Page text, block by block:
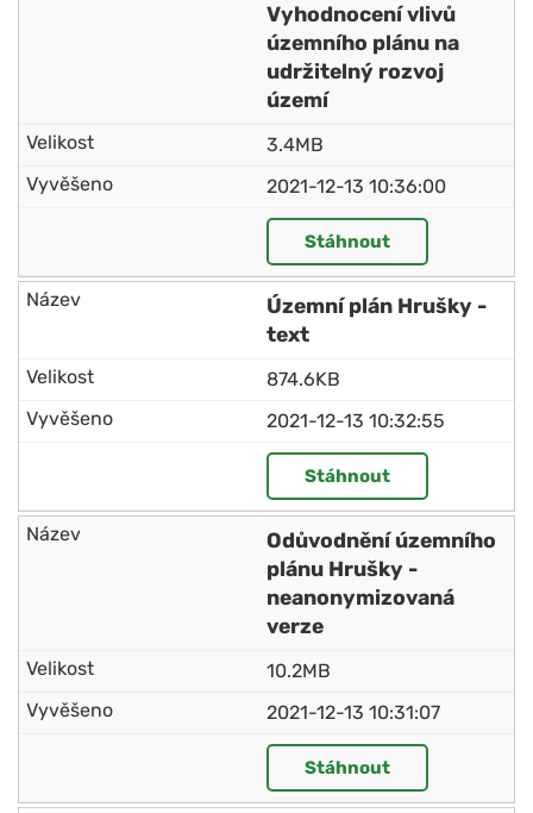
Vyhodnocení vlivů
územního plánu na
udržitelný rozvoj
území
3.4MB
2021-12-13 10:36:00
Stáhnout
Územní plán Hrušky -
text
874.6KB
2021-12-13 10:32:55
Stáhnout
Odůvodnění územního
plánu Hrušky -
neanonymizovaná
verze
10.2MB
2021-12-13 10:31:07
Stáhnout